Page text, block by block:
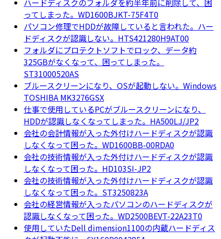
ハードディスクのフォルダを約半年前に削除して、困
ってしまった。WD1600BJKT-75F4T0
パソコン修理でHDDが故障していると言われた。ハー
ドディスクが認識しない。HTS421280H9AT00
フォルダにプロテクトソフトでロック、データ約
325GBがなくなって、困ってしまった。
ST31000520AS
ブルースクリーンになり、OSが起動しない。Windows
TOSHIBA MK3276GSX
仕事で使用しているPCがブルースクリーンになり、
HDDが認識しなくなってしまった。HA500LJ/JP2
会社の会計情報が入った外付けハードディスクが認識
しなくなって困った。WD1600BB-00RDA0
会社の技術情報が入った外付けハードディスクが認識
しなくなって困った。HD103SI-JP2
会社の技術情報が入った外付けハードディスクが認識
しなくなって困った。ST3250823A
会社の経営情報が入ったパソコンのハードディスクが
認識しなくなって困った。WD2500BEVT-22A23T0
使用していたDell dimension1100の内蔵ハードディス